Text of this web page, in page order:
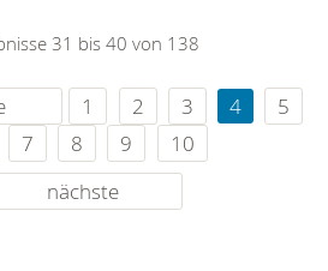
31 bis 40 von 138
1 2 3 4
5
7 8 9
10
nächste